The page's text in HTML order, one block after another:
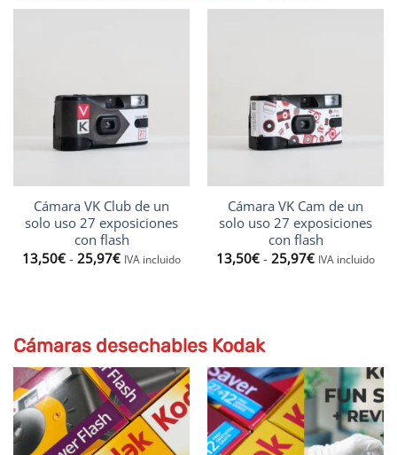
Cámara VK Club de un
solo uso 27 exposiciones
con flash
13,50€ - 25,97€Rango
de
IVA incluido
Cámara VK Cam de un
solo uso 27 exposiciones
con flash
13,50€ - 25,97€Rango
de
IVA incluido
Cámaras desechables Kodak